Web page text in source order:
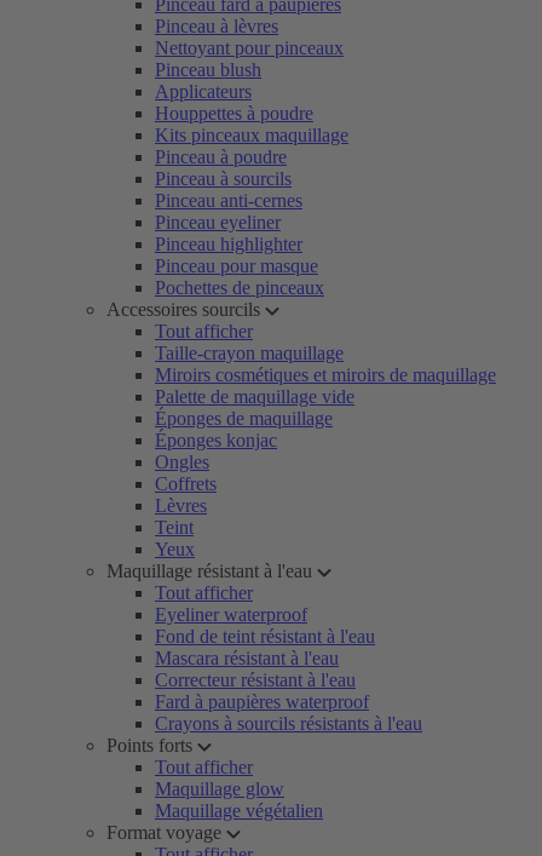
Pinceau fard à paupières
Pinceau à lèvres
Nettoyant pour pinceaux
Pinceau blush
Applicateurs
Houppettes à poudre
Kits pinceaux maquillage
Pinceau à poudre
Pinceau à sourcils
Pinceau anti-cernes
Pinceau eyeliner
Pinceau highlighter
Pinceau pour masque
Pochettes de pinceaux
Accessoires sourcils
Tout afficher
Taille-crayon maquillage
Miroirs cosmétiques et miroirs de maquillage
Palette de maquillage vide
Éponges de maquillage
Éponges konjac
Ongles
Coffrets
Lèvres
Teint
Yeux
Maquillage résistant à l'eau
Tout afficher
Eyeliner waterproof
Fond de teint résistant à l'eau
Mascara résistant à l'eau
Correcteur résistant à l'eau
Fard à paupières waterproof
Crayons à sourcils résistants à l'eau
Points forts
Tout afficher
Maquillage glow
Maquillage végétalien
Format voyage